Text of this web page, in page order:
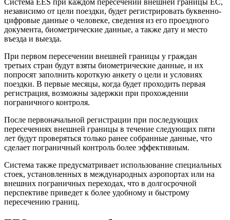
Система EES при каждом пересечении внешней границы ЕС,
независимо от цели поездки, будет регистрировать буквенно-
цифровые данные о человеке, сведения из его проездного
документа, биометрические данные, а также дату и место
въезда и выезда.
При первом пересечении внешней границы у граждан
третьих стран будут взяты биометрические данные, и их
попросят заполнить короткую анкету о цели и условиях
поездки. В первые месяцы, когда будет проходить первая
регистрация, возможны задержки при прохождении
пограничного контроля.
После первоначальной регистрации при последующих
пересечениях внешней границы в течение следующих пяти
лет будут проверяться только ранее собранные данные, что
сделает пограничный контроль более эффективным.
Система также предусматривает использование специальных
стоек, установленных в международных аэропортах или на
внешних пограничных переходах, что в долгосрочной
перспективе приведет к более удобному и быстрому
пересечению границ.